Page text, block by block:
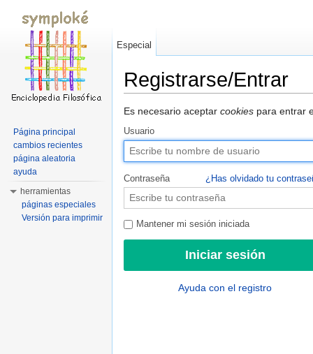
Registrarse/Entrar
Es necesario aceptar cookies para entrar
Usuario
Contraseña ¿Has olvidado tu
Mantener mi sesión iniciada
Ayuda con el registro
Especial
Página principal
cambios recientes
página aleatoria
ayuda
herramientas
páginas especiales
Versión para imprimir